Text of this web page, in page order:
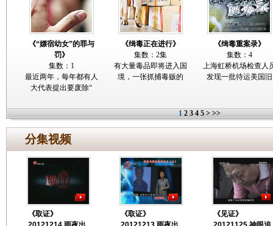
《“嫖宿幼女”的罪与
罚》
集数：1
最近两年，每年都有人
大代表提出要废除“
《缉毒正在进行》
集数：2集
有大量毒品即将进入国
境，一张抓捕毒贩的
《缉毒重案录》
集数：4
上海虹桥机场检查人
发现一批待运美国旧
1 2 3 4 5 > >>
分集视频
《取证》
《取证》
《见证》